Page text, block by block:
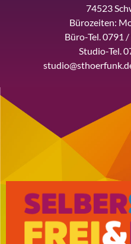
74523
Bürozeiten:
Büro-Tel. 0791
Studio-Tel.